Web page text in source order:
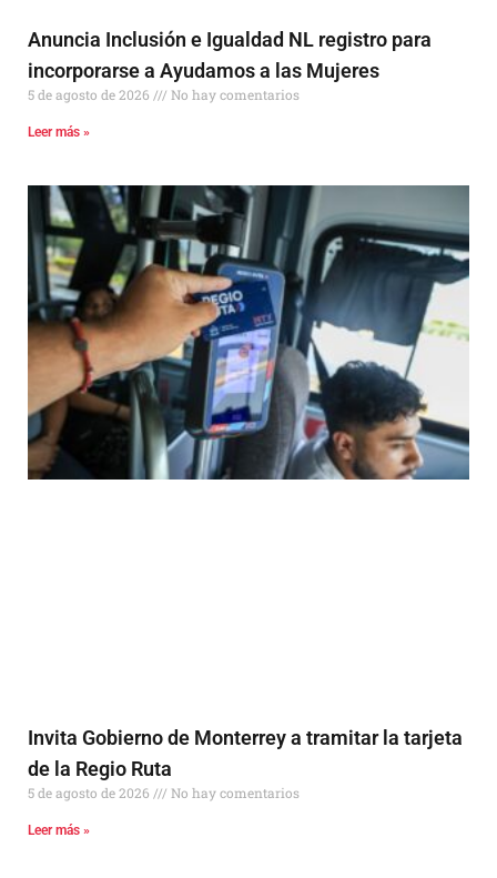
Anuncia Inclusión e Igualdad NL registro para
incorporarse a Ayudamos a las Mujeres
5 de agosto de 2026 No hay comentarios
Leer más »
Invita Gobierno de Monterrey a tramitar la tarjeta
de la Regio Ruta
5 de agosto de 2026 No hay comentarios
Leer más »